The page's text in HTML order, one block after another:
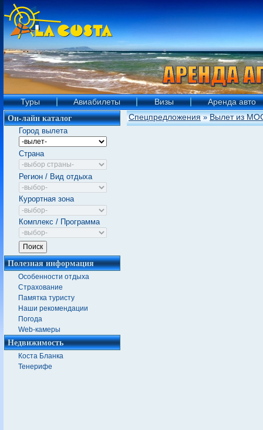
Туры Авиабилеты Визы Аренда авто
Он-лайн каталог
Город вылета
Страна
Регион / Вид отдыха
Курортная зона
Комплекс / Программа
Полезная информация
Особенности отдыха
Страхование
Памятка туристу
Наши рекомендации
Погода
Web-камеры
Недвижимость
Коста Бланка
Тенерифе
Спецпредложения»Вылет из